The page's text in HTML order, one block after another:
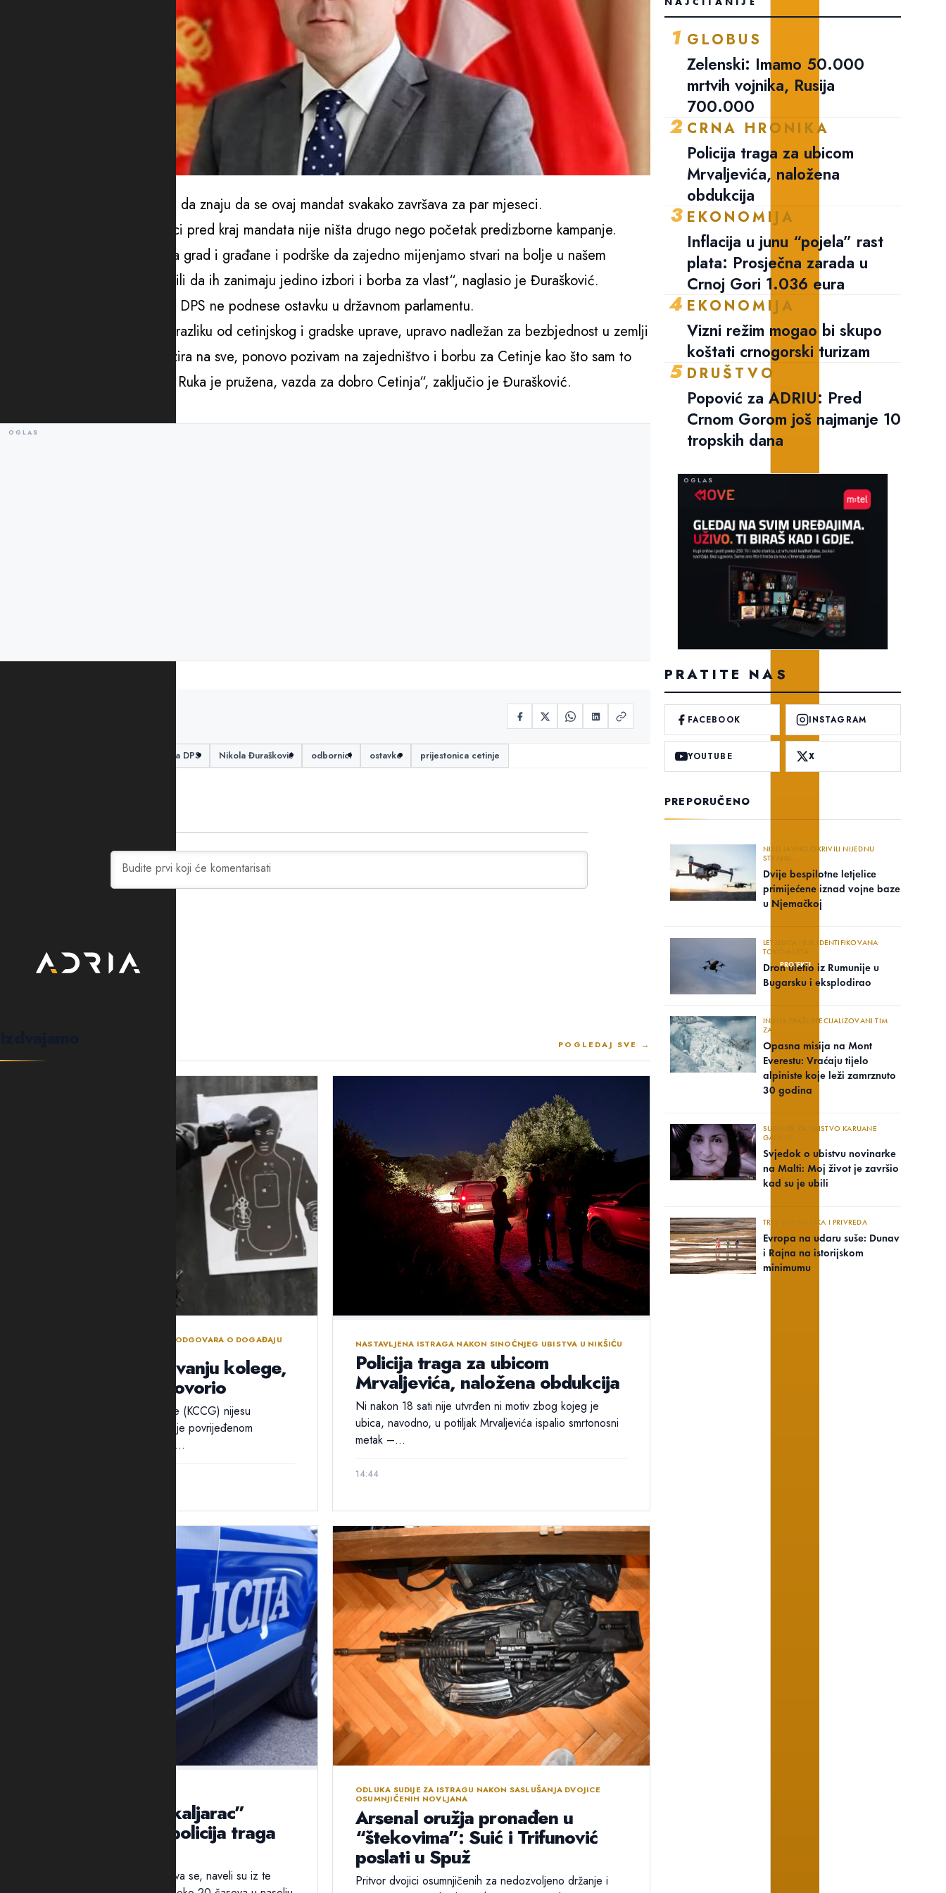
PROJEKTI
Kako je istakao, građani treba da znaju da se ovaj mandat svakako završava za par mjeseci.
„Dakle, ostavka na par mjeseci pred kraj mandata nije ništa drugo nego početak predizborne kampanje.
Umjesto zajedništva, borbe za grad i građane i podrške da zajedno mijenjamo stvari na bolje u našem
Cetinju, još jednom su potvrdili da ih zanimaju jedino izbori i borba za vlast“, naglasio je Đurašković.
Čudno je, smatra on, da cijeli DPS ne podnese ostavku u državnom parlamentu.
„Jer, državni parlament je, za razliku od cetinjskog i gradske uprave, upravo nadležan za bezbjednost u zemlji
pa i na Cetinju. Ipak, bez obzira na sve, ponovo pozivam na zajedništvo i borbu za Cetinje kao što sam to
radio tokom cijelog mandata. Ruka je pružena, vazda za dobro Cetinja“, zaključio je Đurašković.
Demokratska partija socijalista DPS Nikola Đurašković odbornici ostavke prijestonica cetinje
POGLEDAJ SVE →
BEZBJEDNOSNI SEKTOR DANIMA NE ODGOVARA O DOGAĐAJU
Policija ćuti o ranjavanju kolege,
ali traži ko je progovorio
Ni iz Kliničkog centra Crne Gore (KCCG) nijesu
odgovorili na pitanja Adrije da li je povrijeđenom
policajcu B.B. ukazivana pomoć...
NASTAVLJENA ISTRAGA NAKON SINOĆNJEG UBISTVA U NIKŠIĆU
Policija traga za ubicom
Mrvaljevića, naložena obdukcija
Ni nakon 18 sati nije utvrđen ni motiv zbog kojeg je
ubica, navodno, u potiljak Mrvaljevića ispalio smrtonosni
metak –...
14:44
NIKŠIĆ: Ubijen “škaljarac”
Jovan Mrvaljević, policija traga
Policija traga za ubicom. Pucnjava se, naveli su iz te
ODLUKA SUDIJE ZA ISTRAGU NAKON SASLUŠANJA DVOJICE
OSUMNJIČENIH NOVLJANA
Arsenal oružja pronađen u
“štekovima”: Suić i Trifunović
poslati u Spuž
Pritvor dvojici osumnjičenih za nedozvoljeno držanje i
1 GLOBUS
Zelenski: Imamo 50.000
mrtvih vojnika, Rusija
700.000
2 CRNA HRONIKA
Policija traga za ubicom
Mrvaljevića, naložena
obdukcija
3 EKONOMIJA
Inflacija u junu “pojela” rast
plata: Prosječna zarada u
Crnoj Gori 1.036 eura
4 EKONOMIJA
Vizni režim mogao bi skupo
koštati crnogorski turizam
5 DRUŠTVO
Popović za ADRIU: Pred
Crnom Gorom još najmanje 10
tropskih dana
PRATITE NAS
FACEBOOK INSTAGRAM
YOUTUBE X
PREPORUČENO
NISU JAVNO OKRIVILI NIJEDNU
STRANU..
Dvije bespilotne letjelice
primijećene iznad vojne baze
u Njemačkoj
LETJELICA NIJE IDENTIFIKOVANA
TOKOM LETA
Dron uletio iz Rumunije u
Bugarsku i eksplodirao
INDIJA TRAŽI SPECIJALIZOVANI TIM
ZA..
Opasna misija na Mont
Everestu: Vraćaju tijelo
alpiniste koje leži zamrznuto
30 godina
SUĐENJE ZA UBISTVO KARUANE
GALICIJE
Svjedok o ubistvu novinarke
na Malti: Moj život je završio
kad su je ubili
TRPE ENERGETIKA I PRIVREDA
Evropa na udaru suše: Dunav
i Rajna na istorijskom
minimumu